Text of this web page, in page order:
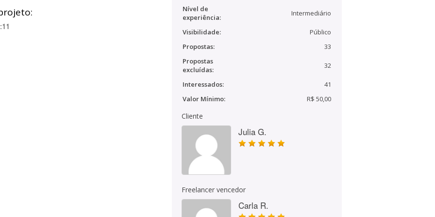
Nível de
experiência:
Intermediário
Visibilidade:
Público
Propostas:
33
Propostas
excluídas:
32
Interessados:
41
Valor Mínimo:
R$ 50,00
Cliente
Julia G.
Freelancer vencedor
Carla R.